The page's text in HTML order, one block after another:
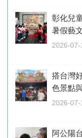
彰化兒
暑假藝
2026-
搭台灣
色景點
2026-
阿公陽